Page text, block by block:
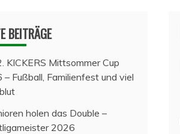
BEITRÄGE
KICKERS Mittsommer Cup
– Fußball, Familienfest und viel
holen das Double –
2026